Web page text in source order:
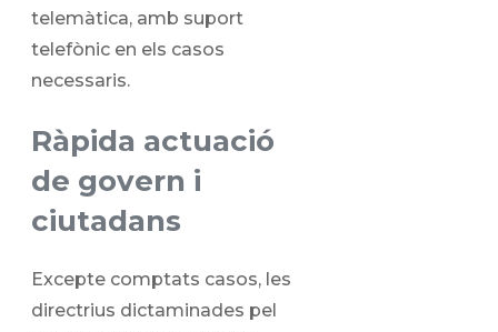
telemàtica, amb suport
telefònic en els casos
necessaris.
Ràpida actuació
de govern i
ciutadans
Excepte comptats casos, les
directrius dictaminades pel